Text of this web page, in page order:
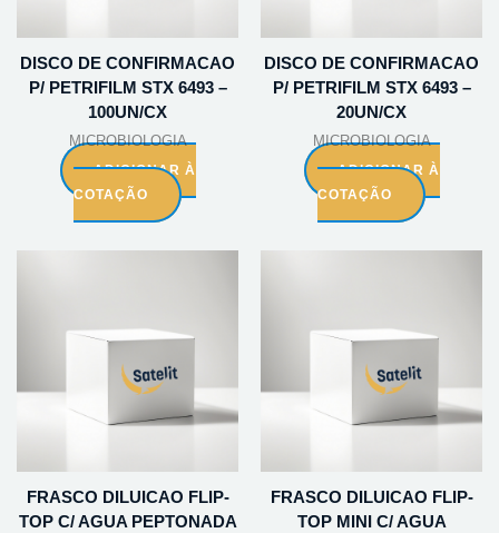
DISCO DE CONFIRMACAO
P/ PETRIFILM STX 6493 –
100UN/CX
MICROBIOLOGIA
ADICIONAR À
COTAÇÃO
DISCO DE CONFIRMACAO
P/ PETRIFILM STX 6493 –
20UN/CX
MICROBIOLOGIA
ADICIONAR À
COTAÇÃO
FRASCO DILUICAO FLIP-
TOP C/ AGUA PEPTONADA
FRASCO DILUICAO FLIP-
TOP MINI C/ AGUA